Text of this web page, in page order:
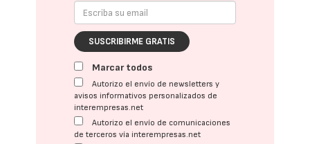
SUSCRIBIRME GRATIS
Marcar todos
Autorizo el envío de newsletters y
avisos informativos personalizados de
interempresas.net
Autorizo el envío de comunicaciones
de terceros vía interempresas.net